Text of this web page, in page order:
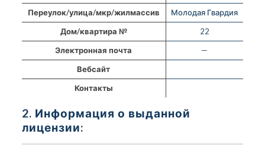
Переулок/улица/мкр/жилмассив
Молодая Гвардия
Дом/квартира №
22
Электронная почта
—
Вебсайт
Контакты
2. Информация о выданной
лицензии: